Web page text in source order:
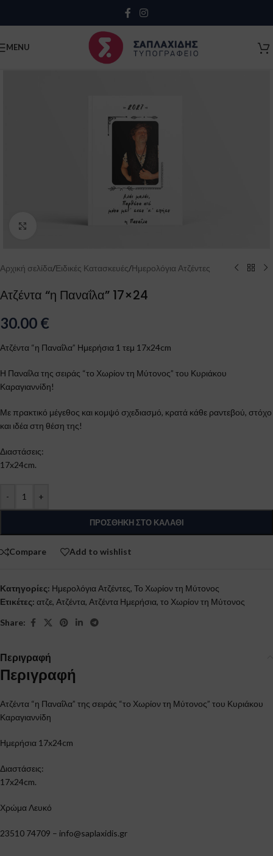
MENU
Click to enlarge
Αρχική σελίδα/Ειδικές Κατασκευές/Ημερολόγια Ατζέντες
Ατζέντα “η Παναΐλα” 17×24
30.00 €
Ατζέντα “η Παναΐλα” Ημερήσια 1 τεμ 17x24cm
Η Παναΐλα της σειράς “το Χωρίον τη Μύτονος” του Κυριάκου
Καραγιαννίδη!
Με πρακτικό μέγεθος και κομψό σχεδιασμό, κρατά κάθε ραντεβού, στόχο
και ιδέα στη θέση της!
Διαστάσεις:
17x24cm.
- +
ΠΡΟΣΘΉΚΗ ΣΤΟ ΚΑΛΆΘΙ
Compare Add to wishlist
Κατηγορίες: Ημερολόγια Ατζέντες, Το Χωρίον τη Μύτονος
Ετικέτες: ατζε, Ατζέντα, Ατζέντα Ημερήσια, το Χωρίον τη Μύτονος
Share:
Περιγραφή
Περιγραφή
Ατζέντα “η Παναΐλα” της σειράς “το Χωρίον τη Μύτονος” του Κυριάκου
Καραγιαννίδη
Ημερήσια 17x24cm
Διαστάσεις:
17x24cm.
Χρώμα Λευκό
23510 74709 – info@saplaxidis.gr